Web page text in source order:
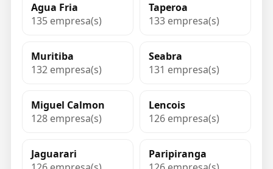
Agua Fria
135 empresa(s)
Taperoa
133 empresa(s)
Muritiba
132 empresa(s)
Seabra
131 empresa(s)
Miguel Calmon
128 empresa(s)
Lencois
126 empresa(s)
Jaguarari
Paripiranga